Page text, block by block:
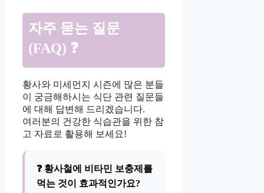
자주 묻는 질문
(FAQ) ❓
황사와 미세먼지 시즌에 많은 분들
이 궁금해하시는 식단 관련 질문들
에 대해 답변해 드리겠습니다.
여러분의 건강한 식습관을 위한 참
고 자료로 활용해 보세요!
❓ 황사철에 비타민 보충제를
먹는 것이 효과적인가요?